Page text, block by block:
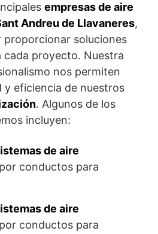
empresas de aire
Andreu de Llavaneres,
soluciones
cada proyecto. Nuestra
nos permiten
y eficiencia de nuestros
. Algunos de los
incluyen:
de aire
por conductos para
de aire
por conductos para